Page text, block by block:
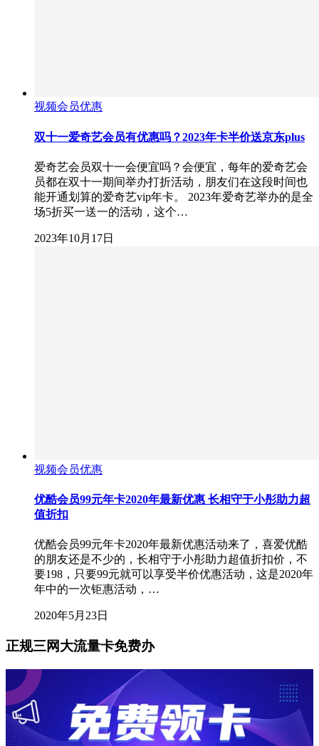
视频会员优惠
双十一爱奇艺会员有优惠吗？2023年卡半价送京东plus
爱奇艺会员双十一会便宜吗？会便宜，每年的爱奇艺会
员都在双十一期间举办打折活动，朋友们在这段时间也
能开通划算的爱奇艺vip年卡。 2023年爱奇艺举办的是全
场5折买一送一的活动，这个…
2023年10月17日
视频会员优惠
优酷会员99元年卡2020年最新优惠 长相守于小彤助力超
值折扣
优酷会员99元年卡2020年最新优惠活动来了，喜爱优酷
的朋友还是不少的，长相守于小彤助力超值折扣价，不
要198，只要99元就可以享受半价优惠活动，这是2020年
年中的一次钜惠活动，…
2020年5月23日
正规三网大流量卡免费办